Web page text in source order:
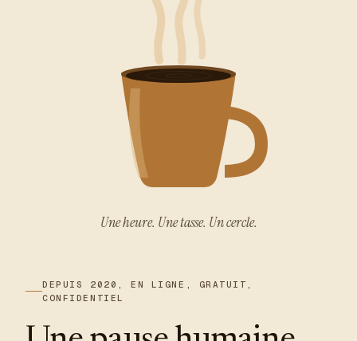
DEPUIS 2020, EN LIGNE, GRATUIT,
CONFIDENTIEL
Une heure. Une tasse. Un cercle.